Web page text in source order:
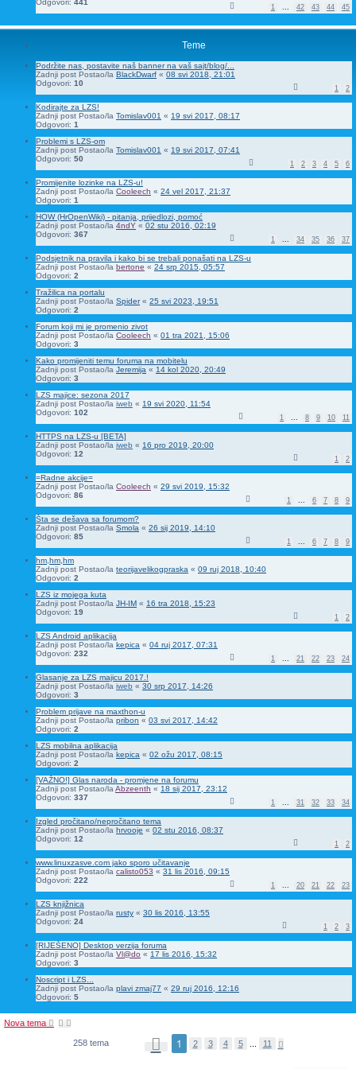
Odgovori: 441
1 ... 42 43 44 45
Teme
Podržite nas, postavite naš banner na vaš sajt/blog/...
Zadnji post Postao/la BlackDwarf « 08 svi 2018, 21:01
Odgovori: 10
1 2
Kodirajte za LZS!
Zadnji post Postao/la Tomislav001 « 19 svi 2017, 08:17
Odgovori: 1
Problemi s LZS-om
Zadnji post Postao/la Tomislav001 « 19 svi 2017, 07:41
Odgovori: 50
1 2 3 4 5 6
Promijenite lozinke na LZS-u!
Zadnji post Postao/la Cooleech « 24 vel 2017, 21:37
Odgovori: 1
HOW (HrOpenWiki) - pitanja, prijedlozi, pomoć
Zadnji post Postao/la 4ndY « 02 stu 2016, 02:19
Odgovori: 367
1 ... 34 35 36 37
Podsjetnik na pravila i kako bi se trebali ponašati na LZS-u
Zadnji post Postao/la bertone « 24 srp 2015, 05:57
Odgovori: 2
Tražilica na portalu
Zadnji post Postao/la Spider« 25 svi 2023, 19:51
Odgovori: 2
Forum koji mi je promenio zivot
Zadnji post Postao/la Cooleech « 01 tra 2021, 15:06
Odgovori: 3
Kako promijeniti temu foruma na mobitelu
Zadnji post Postao/la Jeremija « 14 kol 2020, 20:49
Odgovori: 3
LZS majice: sezona 2017
Zadnji post Postao/la iweb « 19 svi 2020, 11:54
Odgovori: 102
1 ... 8 9 10 11
HTTPS na LZS-u [BETA]
Zadnji post Postao/la iweb « 16 pro 2019, 20:00
Odgovori: 12
1 2
=Radne akcije=
Zadnji post Postao/la Cooleech « 29 svi 2019, 15:32
Odgovori: 86
1 ... 6 7 8 9
Šta se dešava sa forumom?
Zadnji post Postao/la Smola « 26 sij 2019, 14:10
Odgovori: 85
1 ... 6 7 8 9
hm,hm,hm
Zadnji post Postao/la teorijavelikogpraska « 09 ruj 2018, 10:40
Odgovori: 2
LZS iz mojega kuta
Zadnji post Postao/la JH-IM « 16 tra 2018, 15:23
Odgovori: 19
1 2
LZS Android aplikacija
Zadnji post Postao/la kepica « 04 ruj 2017, 07:31
Odgovori: 232
1 ... 21 22 23 24
Glasanje za LZS majicu 2017.!
Zadnji post Postao/la iweb « 30 srp 2017, 14:26
Odgovori: 3
Problem prijave na maxthon-u
Zadnji post Postao/la pribon « 03 svi 2017, 14:42
Odgovori: 2
LZS mobilna aplikacija
Zadnji post Postao/la kepica « 02 ožu 2017, 08:15
Odgovori: 2
[VAŽNO!] Glas naroda - promjene na forumu
Zadnji post Postao/laAbzeenth « 18 sij 2017, 23:12
Odgovori: 337
1 ... 31 32 33 34
Izgled pročitano/nepročitano tema
Zadnji post Postao/la hrvooje « 02 stu 2016, 08:37
Odgovori: 12
1 2
www.linuxzasve.com jako sporo učitavanje
Zadnji post Postao/la calisto053 « 31 lis 2016, 09:15
Odgovori: 222
1 ... 20 21 22 23
LZS knjižnica
Zadnji post Postao/la rusty « 30 lis 2016, 13:55
Odgovori: 24
1 2 3
[RIJEŠENO] Desktop verzija foruma
Zadnji post Postao/la Vl@do « 17 lis 2016, 15:32
Odgovori: 3
Noscript i LZS...
Zadnji post Postao/la plavi zmaj77 « 29 ruj 2016, 12:16
Odgovori: 5
Nova tema
258 tema 1 2 3 4 5 11